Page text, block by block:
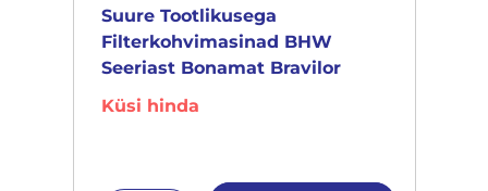
Suure Tootlikusega
Filterkohvimasinad BHW
Seeriast Bonamat Bravilor
Küsi hinda